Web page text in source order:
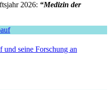
2026: “Medizin der
und seine Forschung an